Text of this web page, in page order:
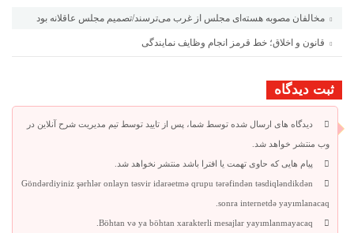
مخالفان مصوبه هسته‌ای مجلس از غرب می‌ترسند/تصمیم مجلس عاقلانه بود
قانون و اخلاق؛ خط قرمز انجام وظایف نمایندگی
ثبت دیدگاه
دیدگاه های ارسال شده توسط شما، پس از تایید توسط تیم مدیریت شرح آنلاین در
وب منتشر خواهد شد.
پیام هایی که حاوی تهمت یا افترا باشد منتشر نخواهد شد.
Göndərdiyiniz şərhlər onlayn təsvir idarəetmə qrupu tərəfindən təsdiqləndikdən
sonra internetdə yayımlanacaq.
Böhtan və ya böhtan xarakterli mesajlar yayımlanmayacaq.